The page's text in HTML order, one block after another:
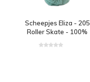
Scheepjes Eliza - 205
Roller Skate - 100%